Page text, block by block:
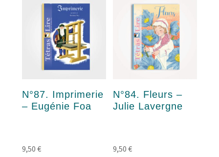
N°87. Imprimerie
– Eugénie Foa
9,50 €
N°84. Fleurs –
Julie Lavergne
9,50€